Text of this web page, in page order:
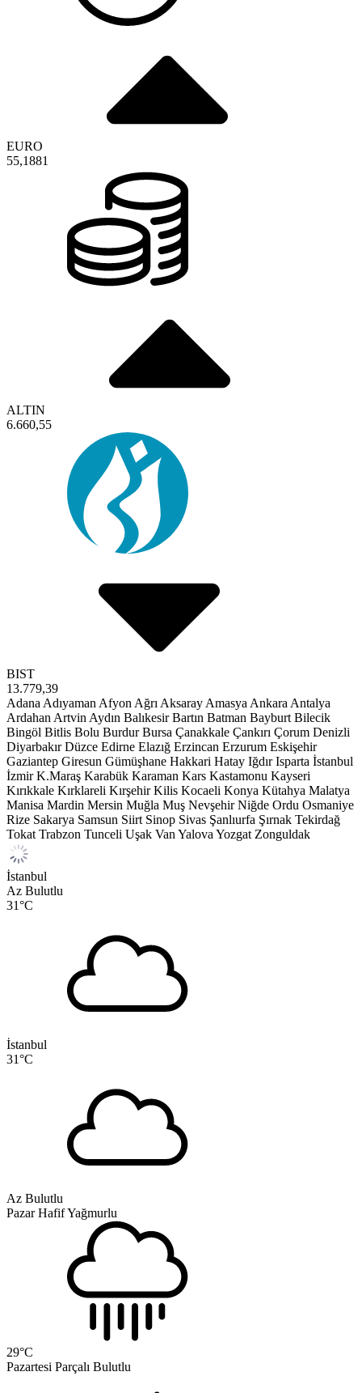
EURO
55,1881
ALTIN
6.660,55
BIST
13.779,39
Adana Adıyaman Afyon Ağrı Aksaray Amasya Ankara Antalya
Ardahan Artvin Aydın Balıkesir Bartın Batman Bayburt Bilecik
Bingöl Bitlis Bolu Burdur Bursa Çanakkale Çankırı Çorum Denizli
Diyarbakır Düzce Edirne Elazığ Erzincan Erzurum Eskişehir
Gaziantep Giresun Gümüşhane Hakkari Hatay Iğdır Isparta İstanbul
İzmir K.Maraş Karabük Karaman Kars Kastamonu Kayseri
Kırıkkale Kırklareli Kırşehir Kilis Kocaeli Konya Kütahya Malatya
Manisa Mardin Mersin Muğla Muş Nevşehir Niğde Ordu Osmaniye
Rize Sakarya Samsun Siirt Sinop Sivas Şanlıurfa Şırnak Tekirdağ
Tokat Trabzon Tunceli Uşak Van Yalova Yozgat Zonguldak
İstanbul
Az Bulutlu
31°C
İstanbul
31°C
Az Bulutlu
Pazar Hafif Yağmurlu
29°C
Pazartesi Parçalı Bulutlu